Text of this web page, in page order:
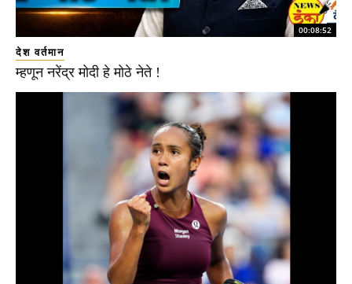
00:08:52
देश वर्तमान
म्हणून नरेंद्र मोदी हे मोठे नेते !